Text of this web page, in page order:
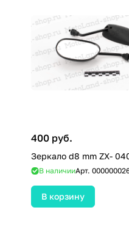
400 руб.
Зеркало d8 mm ZX-
В наличииАрт.
В корзину